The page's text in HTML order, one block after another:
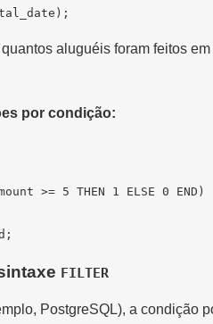
aluguéis foram feitos
por condição:
>= 5 THEN 1 ELSE 0
FILTER
PostgreSQL), a condição